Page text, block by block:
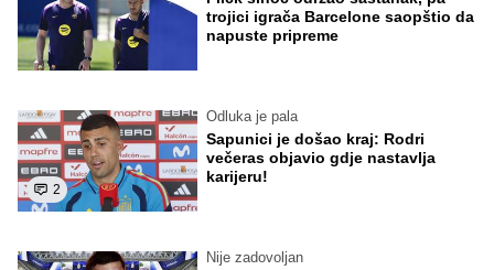
trojici igrača Barcelone saopštio da
napuste pripreme
2
Odluka je pala
Sapunici je došao kraj: Rodri
večeras objavio gdje nastavlja
karijeru!
Nije zadovoljan